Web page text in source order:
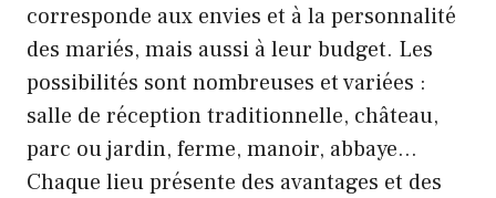
corresponde aux envies et à la personnalité
des mariés, mais aussi à leur budget. Les
possibilités sont nombreuses et variées :
salle de réception traditionnelle, château,
parc ou jardin, ferme, manoir, abbaye…
Chaque lieu présente des avantages et des